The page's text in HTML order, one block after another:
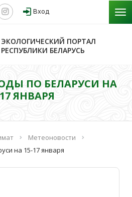
Вход
ЭКОЛОГИЧЕСКИЙ ПОРТАЛ
РЕСПУБЛИКИ БЕЛАРУСЬ
ПО БЕЛАРУСИ НА
ЯНВАРЯ
Метеоновости
на 15-17 января